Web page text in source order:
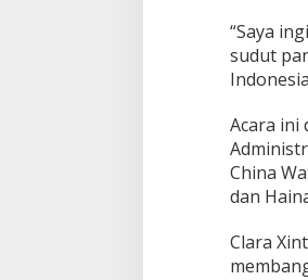
“Saya
sudut
Acara ini
China
dan
Clara